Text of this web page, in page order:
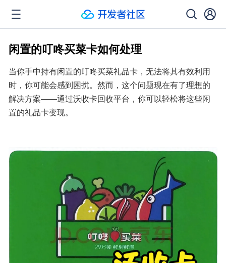
闲置的叮咚买菜卡如何处理
当你手中持有闲置的叮咚买菜礼品卡，无法将其有效利用
时，你可能会感到困扰。然而，这个问题现在有了理想的
解决方案——通过沃收卡回收平台，你可以轻松将这些闲
置的礼品卡变现。